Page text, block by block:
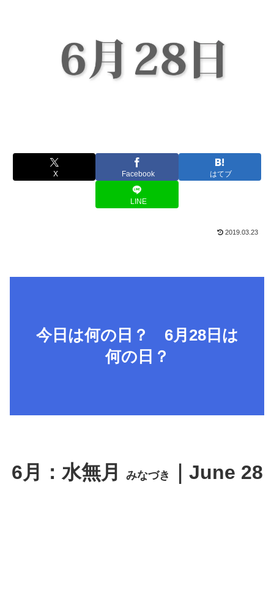
X Facebook はてブ
LINE
2019.03.23
今日は何の日？ 6月28日は
何の日？
6月：水無月 みなづき ｜June 28